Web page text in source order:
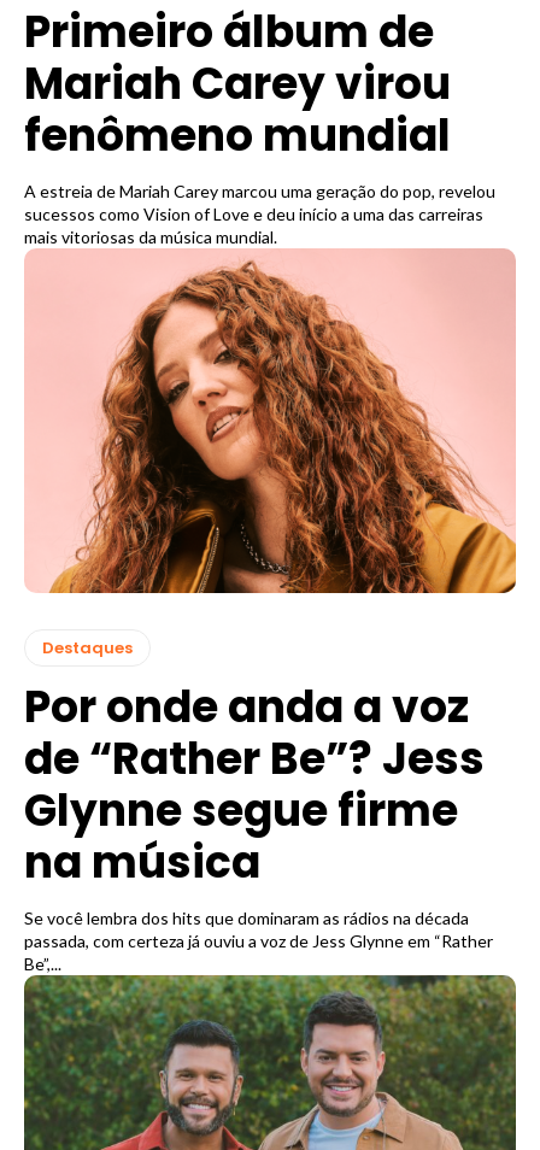
Primeiro álbum de
Mariah Carey virou
fenômeno mundial
A estreia de Mariah Carey marcou uma geração do pop, revelou
sucessos como Vision of Love e deu início a uma das carreiras
mais vitoriosas da música mundial.
Destaques
Por onde anda a voz
de “Rather Be”? Jess
Glynne segue firme
na música
Se você lembra dos hits que dominaram as rádios na década
passada, com certeza já ouviu a voz de Jess Glynne em “Rather
Be”,...